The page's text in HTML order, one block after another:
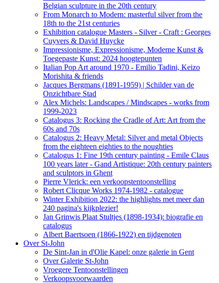
Belgian sculpture in the 20th century
From Monarch to Modern: masterful silver from the
18th to the 21st centuries
Exhibition catalogue Masters - Silver - Craft : Georges
Cuyvers & David Huycke
Impressionisme, Expressionisme, Moderne Kunst &
Toegepaste Kunst: 2024 hoogtepunten
Italian Pop Art around 1970 - Emilio Tadini, Keizo
Morishita & friends
Jacques Bergmans (1891-1959) | Schilder van de
Onzichtbare Stad
Alex Michels: Landscapes / Mindscapes - works from
1999-2023
Catalogus 3: Rocking the Cradle of Art: Art from the
60s and 70s
Catalogus 2: Heavy Metal: Silver and metal Objects
from the eighteen eighties to the noughties
Catalogus 1: Fine 19th century painting - Emile Claus
100 years later - Gand Artistique: 20th century painters
and sculptors in Ghent
Pierre Vlerick: een verkoopstentoonstelling
Robert Clicque Works 1974-1982 - catalogue
Winter Exhibition 2022: the highlights met meer dan
240 pagina's kijkplezier!
Jan Grinwis Plaat Stultjes (1898-1934): biografie en
catalogus
Albert Baertsoen (1866-1922) en tijdgenoten
Over St-John
De Sint-Jan in d'Olie Kapel: onze galerie in Gent
Over Galerie St-John
Vroegere Tentoonstellingen
Verkoopsvoorwaarden